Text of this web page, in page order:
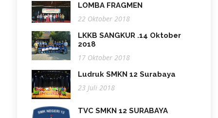
LOMBA FRAGMEN
22 Oktober 2018
LKKB SANGKUR .14 Oktober
2018
17 Oktober 2018
Ludruk SMKN 12 Surabaya
23 Juli 2018
TVC SMKN 12 SURABAYA